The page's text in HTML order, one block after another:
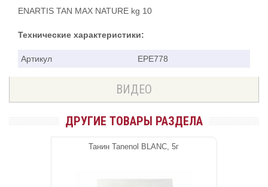
ENARTIS TAN MAX NATURE kg 10
Технические характеристики:
Артикул EPE778
ВИДЕО
ДРУГИЕ ТОВАРЫ РАЗДЕЛА
Танин Tanenol BLANC, 5г